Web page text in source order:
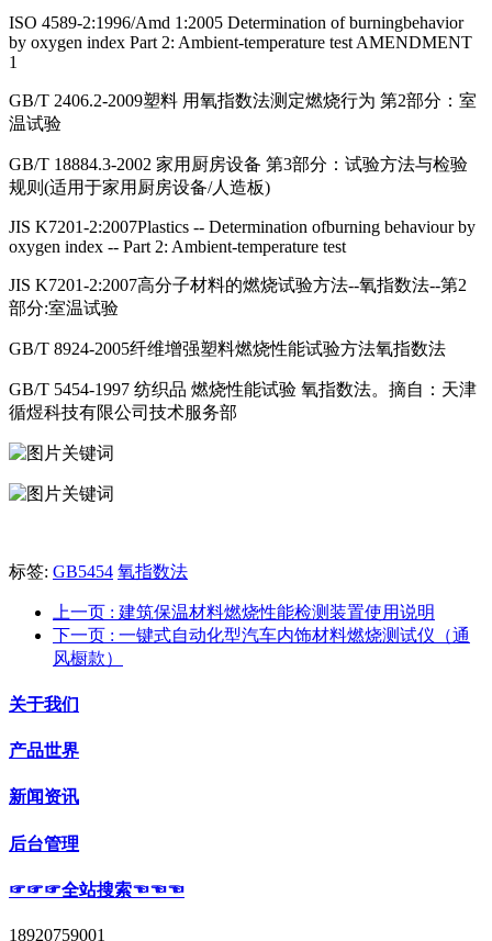
ISO 4589-2:1996/Amd 1:2005 Determination of burningbehavior
by oxygen index Part 2: Ambient-temperature test AMENDMENT
1
GB/T 2406.2-2009塑料 用氧指数法测定燃烧行为 第2部分：室
温试验
GB/T 18884.3-2002 家用厨房设备 第3部分：试验方法与检验
规则(适用于家用厨房设备/人造板)
JIS K7201-2:2007Plastics -- Determination ofburning behaviour by
oxygen index -- Part 2: Ambient-temperature test
JIS K7201-2:2007高分子材料的燃烧试验方法--氧指数法--第2
部分:室温试验
GB/T 8924-2005纤维增强塑料燃烧性能试验方法氧指数法
GB/T 5454-1997 纺织品 燃烧性能试验 氧指数法。摘自：天津
循煜科技有限公司技术服务部
标签: GB5454 氧指数法
上一页 : 建筑保温材料燃烧性能检测装置使用说明
下一页 : 一键式自动化型汽车内饰材料燃烧测试仪（通
风橱款）
关于我们
产品世界
新闻资讯
后台管理
☞☞☞全站搜索☜☜☜
18920759001